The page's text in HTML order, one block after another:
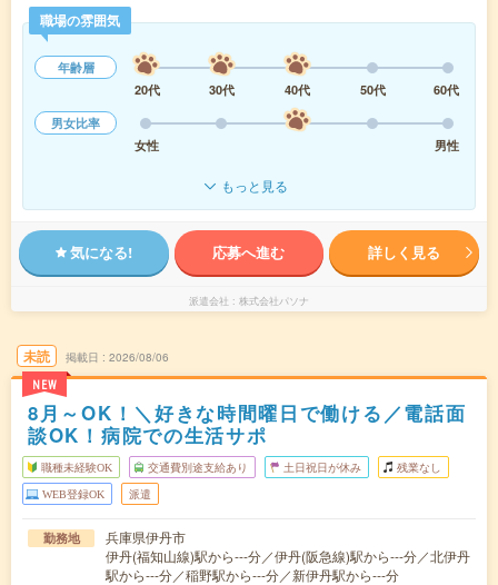
職場の雰囲気
年齢層
20代
30代 40代 50代
60代
男女比率
女性
男性
もっと見る
気になる! 応募へ進む 詳しく見る
派遣会社 株式会社パソナ
未読
NEW
掲載日 2026/08/06
8月～OK！＼好きな時間曜日で働ける／電話面
談OK！病院での生活サポ
職種未経験OK 交通費別途支給あり 土日祝日が休み 残業なし
WEB登録OK 派遣
勤務地
兵庫県伊丹市
伊丹(福知山線)駅から---分／伊丹(阪急線)駅から---分／北伊丹
駅から---分／稲野駅から---分／新伊丹駅から---分